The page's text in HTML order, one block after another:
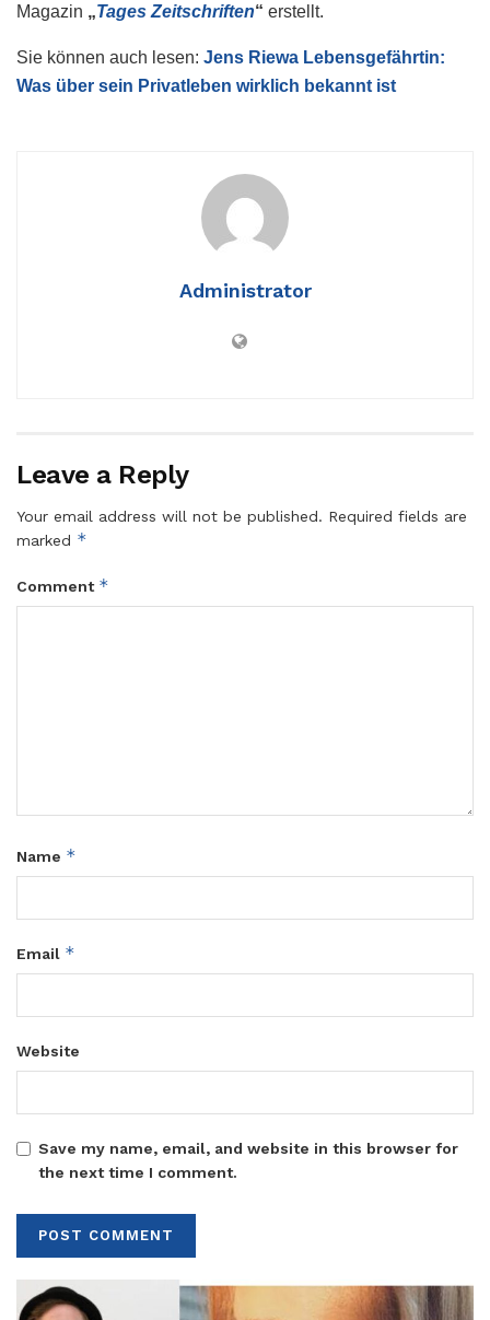
Magazin „Tages Zeitschriften“ erstellt.
Sie können auch lesen: Jens Riewa Lebensgefährtin:
Was über sein Privatleben wirklich bekannt ist
Administrator
Leave a Reply
Your email address will not be published. Required fields are
marked *
Comment *
Name *
Email *
Website
Save my name, email, and website in this browser for
the next time I comment.